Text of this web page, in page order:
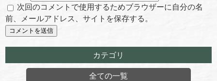
次回のコメントで使用するためブラウザーに自分の名
前、メールアドレス、サイトを保存する。
カテゴリ
全ての一覧